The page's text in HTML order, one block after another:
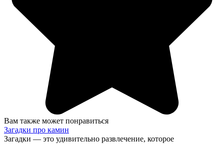
Вам также может понравиться
Загадки про камин
Загадки — это удивительно развлечение, которое